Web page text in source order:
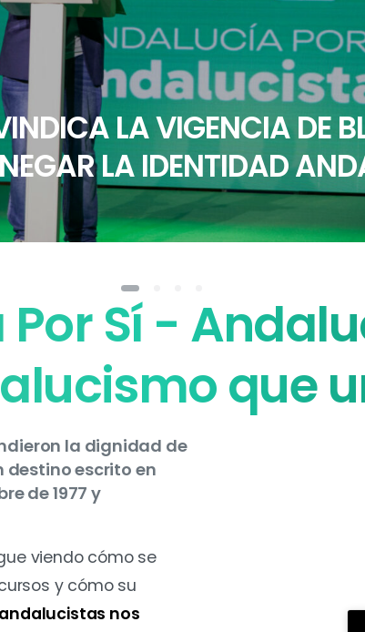
LA VIGENCIA DE
LA IDENTIDAD
Sí -
que
la dignidad de
destino escrito en
de 1977 y
viendo cómo se
y cómo su
nos